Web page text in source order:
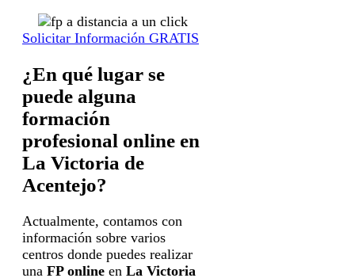
Solicitar Información GRATIS
¿En qué lugar se
puede alguna
formación
profesional online en
La Victoria de
Acentejo?
Actualmente, contamos con
información sobre varios
centros donde puedes realizar
una FP online en La Victoria